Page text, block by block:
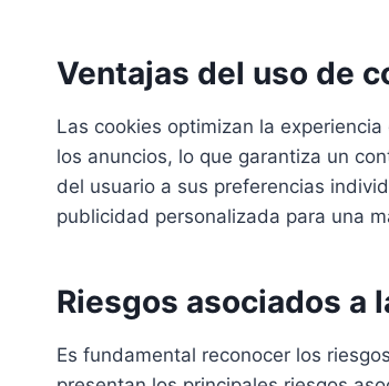
Ventajas del uso de
Las cookies optimizan la
los anuncios, lo que garantiza un
del usuario a sus preferencias
publicidad personalizada para una
Riesgos asociados a
Es fundamental reconocer los